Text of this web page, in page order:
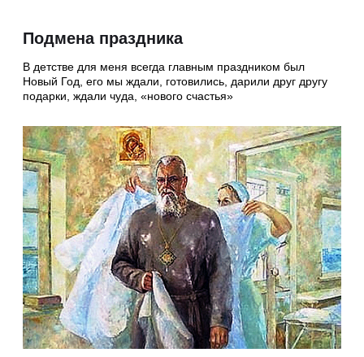
Подмена праздника
В детстве для меня всегда главным праздником был
Новый Год, его мы ждали, готовились, дарили друг другу
подарки, ждали чуда, «нового счастья»